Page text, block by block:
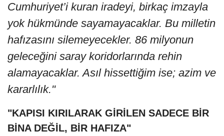
Cumhuriyet’i kuran iradeyi, birkaç imzayla
yok hükmünde sayamayacaklar. Bu milletin
hafızasını silemeyecekler. 86 milyonun
geleceğini saray koridorlarında rehin
alamayacaklar. Asıl hissettiğim ise; azim ve
kararlılık."
"KAPISI KIRILARAK GİRİLEN SADECE BİR
BİNA DEĞİL, BİR HAFIZA"